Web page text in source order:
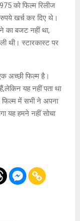
को फिल्म रिलीज
खर्च कर दिए थे।
का बजट नहीं था,
थी। स्टारकास्ट पर
अच्छी फिल्म है।
यह नहीं पता था
फिल्म में सभी ने अपना
यह हमने नहीं सोचा